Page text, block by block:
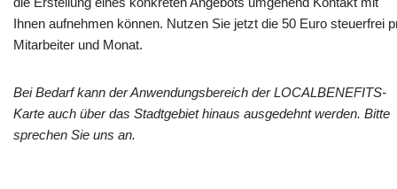
Ihnen aufnehmen können. Nutzen Sie jetzt die 50 Euro steuerfrei
Mitarbeiter und Monat.
Bei Bedarf kann der Anwendungsbereich der LOCALBENEFITS-
Karte auch über das Stadtgebiet hinaus ausgedehnt werden. Bitte
sprechen Sie uns an.